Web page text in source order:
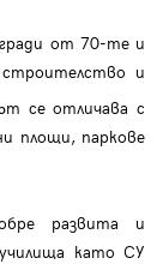
от 70-те и
и
се отличава с
площи, паркове
развита и
като СУ